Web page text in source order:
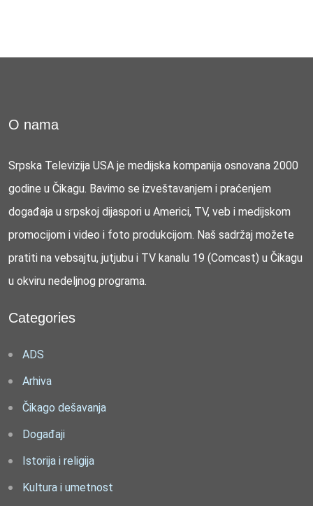
O nama
Srpska Televizija USA je medijska kompanija osnovana 2000
godine u Čikagu. Bavimo se izveštavanjem i praćenjem
događaja u srpskoj dijaspori u Americi, TV, veb i medijskom
promocijom i video i foto produkcijom. Naš sadržaj možete
pratiti na vebsajtu, jutjubu i TV kanalu 19 (Comcast) u Čikagu
u okviru nedeljnog programa.
Categories
ADS
Arhiva
Čikago dešavanja
Događaji
Istorija i religija
Kultura i umetnost